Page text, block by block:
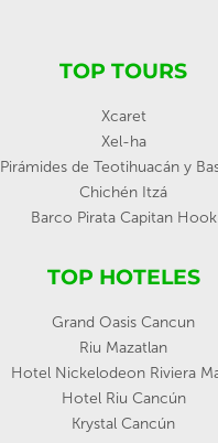
TOP TOURS
Xcaret
Xel-ha
Pirámides de Teotihuacán y
Chichén Itzá
Barco Pirata Capitan Hook
TOP HOTELES
Grand Oasis Cancun
Riu Mazatlan
Hotel Nickelodeon Riviera
Hotel Riu Cancún
Krystal Cancún